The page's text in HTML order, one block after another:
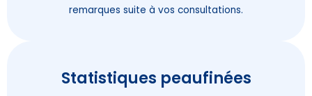
remarques suite à vos consultations.
Statistiques peaufinées